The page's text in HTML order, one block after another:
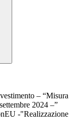
– “Misura
2024 –”
-"Realizzazione